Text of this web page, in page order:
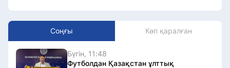
Соңғы Көп қаралған
Бүгін, 11:48
Футболдан Қазақстан ұлттық